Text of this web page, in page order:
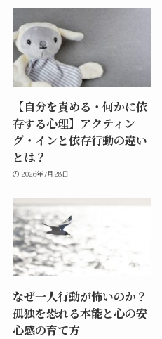
【自分を責める・何かに依
存する心理】アクティン
グ・インと依存行動の違い
とは？
2026年7月28日
なぜ一人行動が怖いのか？
孤独を恐れる本能と心の安
心感の育て方